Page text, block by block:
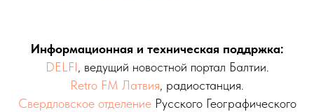
Информационная и техническая поддржка:
DELFI, ведущий новостной портал Балтии.
Retro FM Латвия, радиостанция.
Свердловское отделение Русского Географического